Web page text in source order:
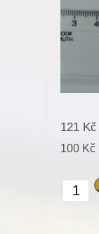
121 Kč
100 Kč
Pérko